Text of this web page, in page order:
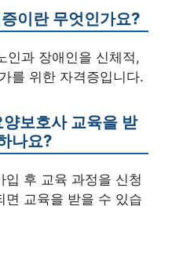
이란 무엇인가요?
인과 장애인을 신체적,
를 위한 자격증입니다.
보호사 교육을 받
나요?
후 교육 과정을 신청
면 교육을 받을 수 있습